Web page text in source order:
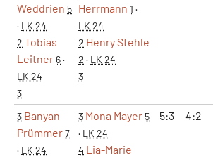
Weddrien 5
· LK 24
2 Tobias
Leitner 6·
LK 24
3
Herrmann 1 ·
LK 24
2 Henry Stehle
2 · LK 24
3
3 Banyan
Prümmer7
· LK 24
3 Mona Mayer 5
· LK 24
4 Lia-Marie
5:3 4:2